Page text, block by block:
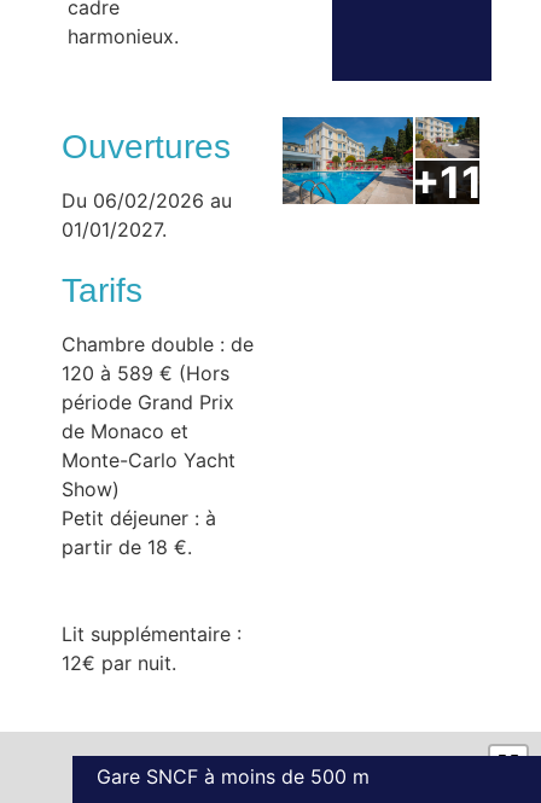
cadre
harmonieux.
Ouvertures
Du 06/02/2026 au
01/01/2027.
Tarifs
Chambre double : de
120 à 589 € (Hors
période Grand Prix
de Monaco et
Monte-Carlo Yacht
Show)
Petit déjeuner : à
partir de 18 €.
Lit supplémentaire :
12€ par nuit.
Gare SNCF à moins de 500 m